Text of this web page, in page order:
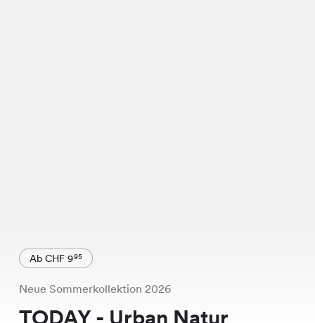
Ab CHF 995
Neue Sommerkollektion 2026
TODAY - Urban Natur